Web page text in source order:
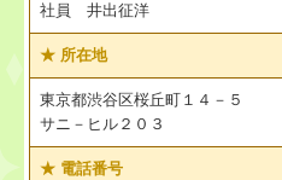
社員 井出征洋
★ 所在地
東京都渋谷区桜丘町１４－５
サニ－ヒル２０３
★ 電話番号